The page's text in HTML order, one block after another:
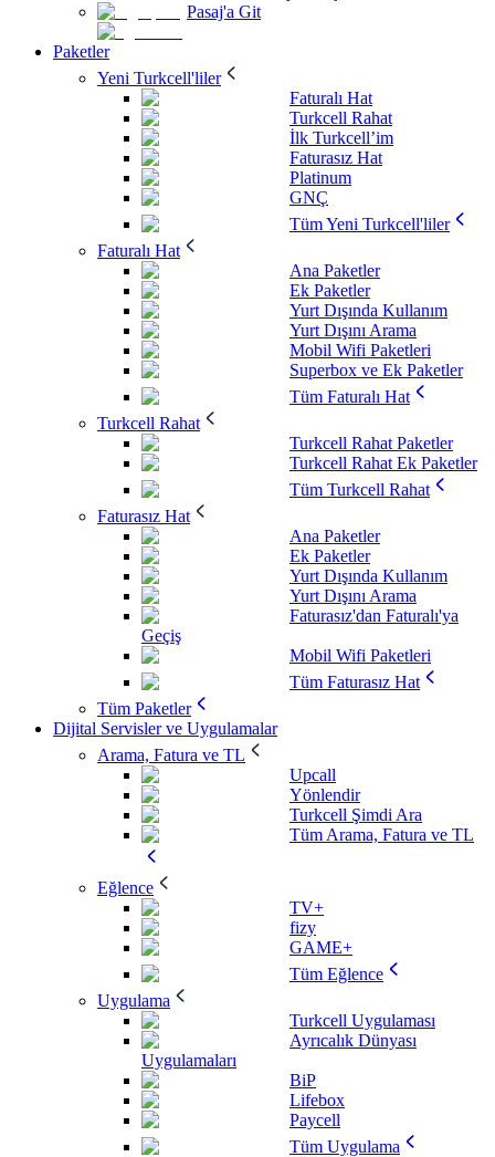
Pasaj'a Git
Paketler
Yeni Turkcell'liler
Faturalı Hat
Turkcell Rahat
İlk Turkcell’im
Faturasız Hat
Platinum
GNÇ
Tüm Yeni Turkcell'liler
Faturalı Hat
Ana Paketler
Ek Paketler
Yurt Dışında Kullanım
Yurt Dışını Arama
Mobil Wifi Paketleri
Superbox ve Ek Paketler
Tüm Faturalı Hat
Turkcell Rahat
Turkcell Rahat Paketler
Turkcell Rahat Ek Paketler
Tüm Turkcell Rahat
Faturasız Hat
Ana Paketler
Ek Paketler
Yurt Dışında Kullanım
Yurt Dışını Arama
Faturasız'dan Faturalı'ya
Geçiş
Mobil Wifi Paketleri
Tüm Faturasız Hat
Tüm Paketler
Dijital Servisler ve Uygulamalar
Arama, Fatura ve TL
Upcall
Yönlendir
Turkcell Şimdi Ara
Tüm Arama, Fatura ve TL
Eğlence
TV+
fizy
GAME+
Tüm Eğlence
Uygulama
Turkcell Uygulaması
Ayrıcalık Dünyası
Uygulamaları
BiP
Lifebox
Paycell
Tüm Uygulama